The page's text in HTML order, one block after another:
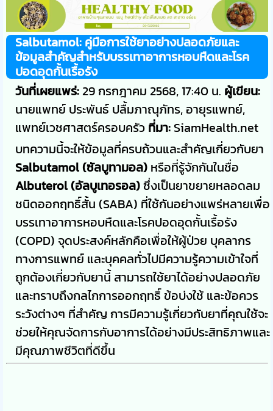
Salbutamol: คู่มือการใช้ยาอย่างปลอดภัยและ
ข้อมูลสำคัญสำหรับบรรเทาอาการหอบหืดและโรค
ปอดอุดกั้นเรื้อรัง
วันที่เผยแพร่:29 กรกฎาคม 2568, 17:40 น. ผู้เขียน:
นายแพทย์ ประพันธ์ ปลื้มภาณุภัทร, อายุรแพทย์,
แพทย์เวชศาสตร์ครอบครัว ที่มา:SiamHealth.net
บทความนี้จะให้ข้อมูลที่ครบถ้วนและสำคัญเกี่ยวกับยา
Salbutamol (ซัลบูทามอล) หรือที่รู้จักกันในชื่อ
Albuterol (อัลบูเทอรอล)ซึ่งเป็นยาขยายหลอดลม
ชนิดออกฤทธิ์สั้น (SABA) ที่ใช้กันอย่างแพร่หลายเพื่อ
บรรเทาอาการหอบหืดและโรคปอดอุดกั้นเรื้อรัง
(COPD) จุดประสงค์หลักคือเพื่อให้ผู้ป่วย บุคลากร
ทางการแพทย์ และบุคคลทั่วไปมีความรู้ความเข้าใจที่
ถูกต้องเกี่ยวกับยานี้ สามารถใช้ยาได้อย่างปลอดภัย
และทราบถึงกลไกการออกฤทธิ์ ข้อบ่งใช้ และข้อควร
ระวังต่างๆ ที่สำคัญ การมีความรู้เกี่ยวกับยาที่คุณใช้จะ
ช่วยให้คุณจัดการกับอาการได้อย่างมีประสิทธิภาพและ
มีคุณภาพชีวิตที่ดีขึ้น